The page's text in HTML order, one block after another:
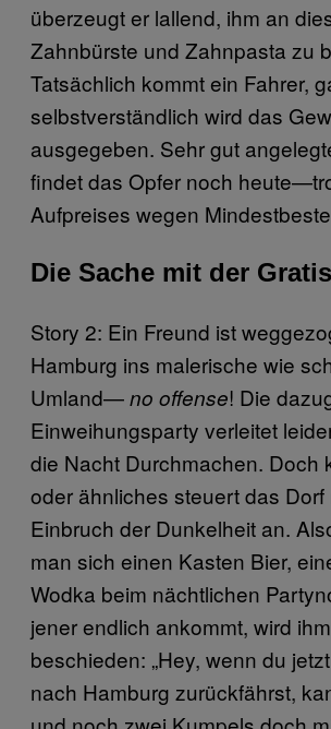
überzeugt er lallend, ihm an
Zahnbürste und Zahnpasta zu
Tatsächlich kommt ein Fahrer,
selbstverständlich wird das
ausgegeben. Sehr gut
findet das Opfer noch
Aufpreises wegen
Die Sache mit der
Story 2: Ein Freund ist
Hamburg ins malerische wie
Umland—no offense! Die
Einweihungsparty verleitet
die Nacht Durchmachen. Doch
oder ähnliches steuert das Dorf
Einbruch der Dunkelheit an.
man sich einen Kasten Bier,
Wodka beim nächtlichen
jener endlich ankommt, wird
beschieden: „Hey, wenn du
nach Hamburg zurückfährst,